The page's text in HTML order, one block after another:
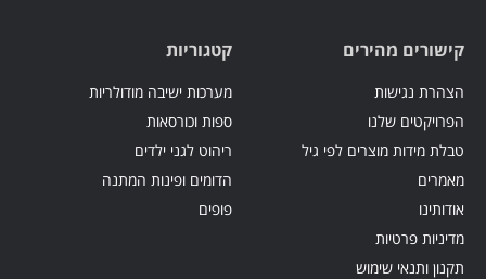
קישורים מהירים
הצהרת נגישות
הפרויקטים שלנו
טבלת מידות מוצרים לפי גיל
מאמרים
אודותינו
מדיניות פרטיות
תקנון ותנאי שימוש
קטגוריות
מערכות ישיבה מודולריות
ספות וכורסאות
ריהוט לגני ילדים
הדומים ופינות המתנה
פופים